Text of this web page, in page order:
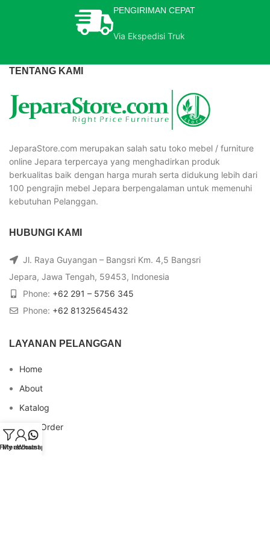
PENGIRIMAN CEPAT
Via Ekspedisi Truk
TENTANG KAMI
JeparaStore.com merupakan salah satu toko mebel / furniture
online Jepara terpercaya yang menghadirkan produk
berkualitas baik dengan harga murah serta didukung lebih dari
100 pengrajin mebel Jepara berpengalaman untuk memenuhi
kebutuhan Pelanggan.
HUBUNGI KAMI
Jl. Raya Guyangan – Bangsri Km. 4,5 Bangsri
Jepara, Jawa Tengah, 59453, Indonesia
Phone: +62 291 – 5756 345
Phone: +62 81325645432
LAYANAN PELANGGAN
Home
About
Katalog
Cara Order
Blog
My account
Whatsapp